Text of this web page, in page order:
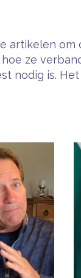
artikelen
hoe ze
nodig is.